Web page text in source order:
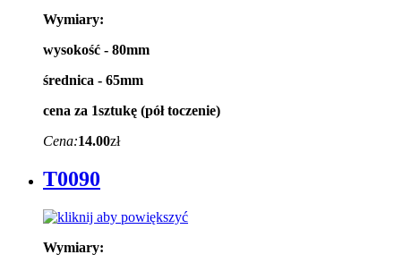
Wymiary:
wysokość - 80mm
średnica - 65mm
cena za 1sztukę (pół toczenie)
Cena:14.00zł
T0090
Wymiary: